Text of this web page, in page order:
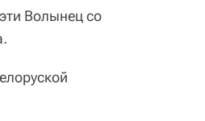
Волынец со